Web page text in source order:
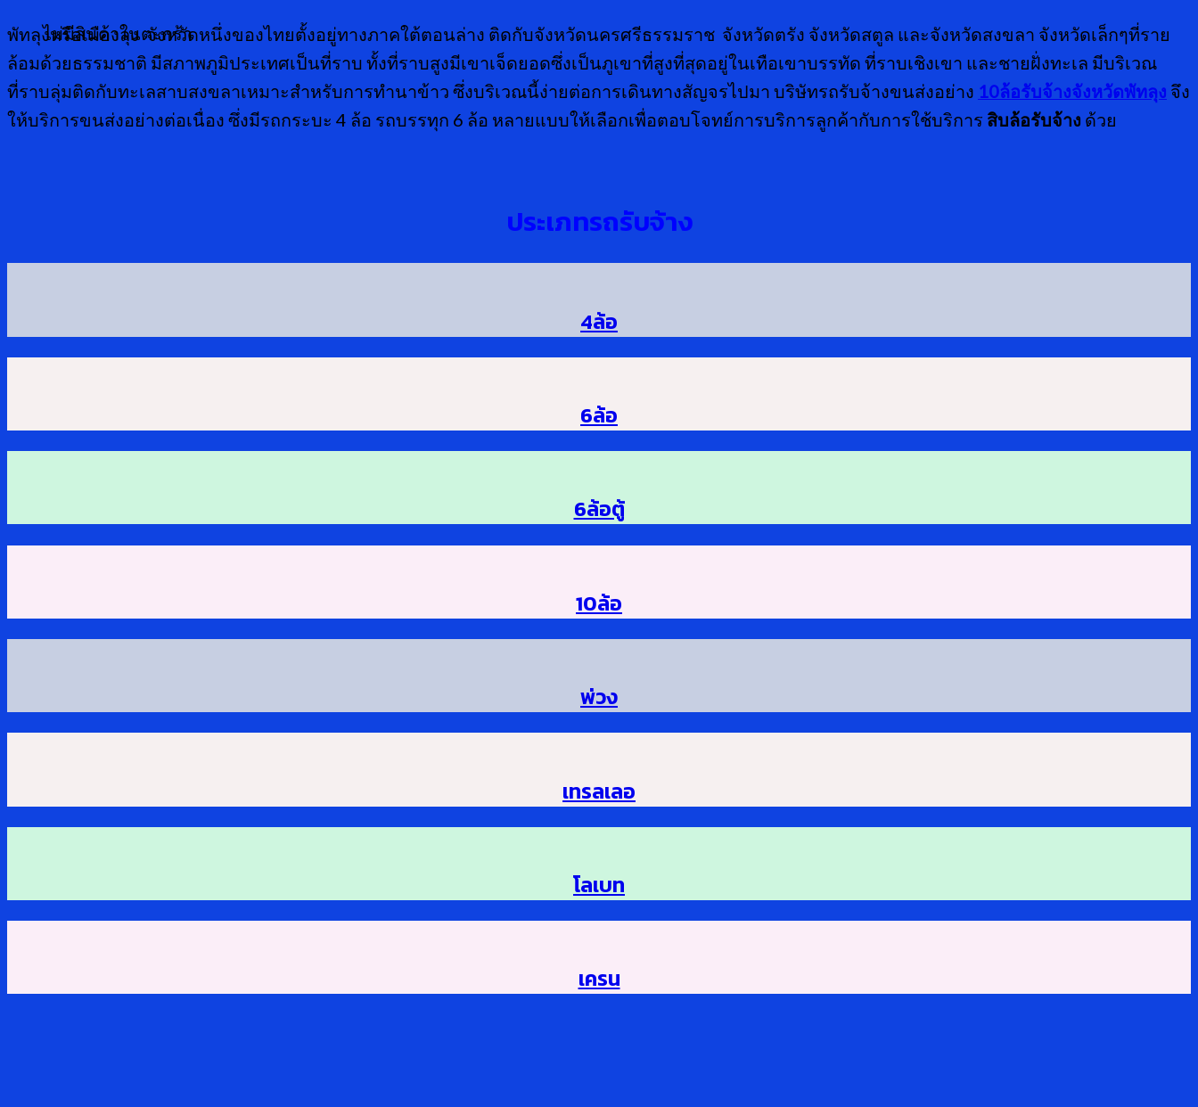
ไม่มีสินค้าในตะกร้า
พัทลุงหรือเมืองลุง จังหวัดหนึ่งของไทยตั้งอยู่ทางภาคใต้ตอนล่าง ติดกับจังหวัดนครศรีธรรมราช จังหวัดตรัง จังหวัดสตูล และจังหวัดสงขลา จังหวัดเล็กๆที่ราย
ล้อมด้วยธรรมชาติ มีสภาพภูมิประเทศเป็นที่ราบ ทั้งที่ราบสูงมีเขาเจ็ดยอดซึ่งเป็นภูเขาที่สูงที่สุดอยู่ในเทือเขาบรรทัด ที่ราบเชิงเขา และชายฝั่งทะเล มีบริเวณ
ที่ราบลุ่มติดกับทะเลสาบสงขลาเหมาะสำหรับการทำนาข้าว ซึ่งบริเวณนี้ง่ายต่อการเดินทางสัญจรไปมา บริษัทรถรับจ้างขนส่งอย่าง 10ล้อรับจ้างจังหวัดพัทลุง จึง
ให้บริการขนส่งอย่างต่อเนื่อง ซึ่งมีรถกระบะ 4 ล้อ รถบรรทุก 6 ล้อ หลายแบบให้เลือกเพื่อตอบโจทย์การบริการลูกค้ากับการใช้บริการ สิบล้อรับจ้าง ด้วย
ประเภทรถรับจ้าง
4ล้อ
6ล้อ
6ล้อตู้
10ล้อ
พ่วง
เทรลเลอ
โลเบท
เครน